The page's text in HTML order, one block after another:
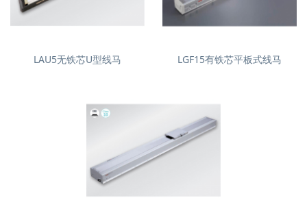
LAU5无铁芯U型线马 LGF15有铁芯平板式线马